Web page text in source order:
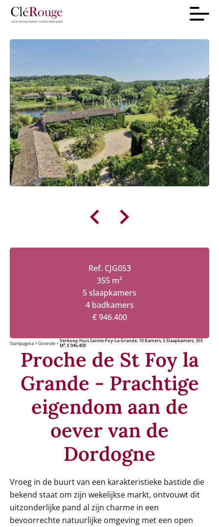
Ref. CJG053
355 m²
5 slaapkamers
4 badkamers
€ 946.400
Startpagina Gironde Verkoop Huis Sainte-Foy-La-Grande, 10 Kamers, 5 Slaapkamers, 355
M², € 946.400
Proche de St Foy la
Grande - Prachtige
eigendom aan de
oever van de
Dordogne
Vroeg in de buurt van een karakteristieke bastide die
bekend staat om zijn wekelijkse markt, ontvouwt dit
uitzonderlijke pand al zijn charme in een
bevoorrechte natuurlijke omgeving met een open